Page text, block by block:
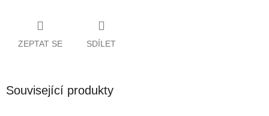
ZEPTAT SE SDÍLET
Související produkty